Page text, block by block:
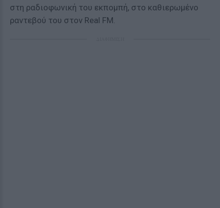
στη ραδιοφωνική του εκπομπή, στο καθιερωμένο
ραντεβού του στον Real FM.